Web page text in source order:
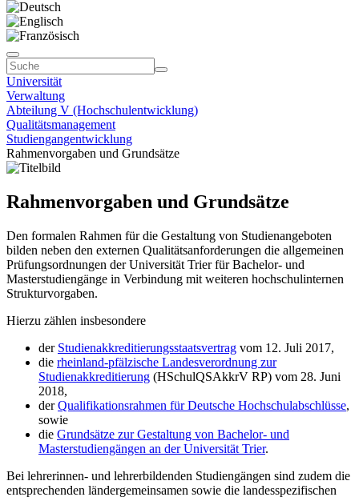
Universität
Verwaltung
Abteilung V (Hochschulentwicklung)
Qualitätsmanagement
Studiengangentwicklung
Rahmenvorgaben und Grundsätze
Rahmenvorgaben und Grundsätze
Den formalen Rahmen für die Gestaltung von Studienangeboten
bilden neben den externen Qualitätsanforderungen die allgemeinen
Prüfungsordnungen der Universität Trier für Bachelor- und
Masterstudiengänge in Verbindung mit weiteren hochschulinternen
Strukturvorgaben.
Hierzu zählen insbesondere
der Studienakkreditierungsstaatsvertrag vom 12. Juli 2017,
die rheinland-pfälzische Landesverordnung zur
Studienakkreditierung (HSchulQSAkkrV RP) vom 28. Juni
2018,
derQualifikationsrahmen für Deutsche Hochschulabschlüsse,
sowie
die Grundsätze zur Gestaltung von Bachelor- und
Masterstudiengängen an der Universität Trier.
Bei lehrerinnen- und lehrerbildenden Studiengängen sind zudem die
entsprechenden ländergemeinsamen sowie die landesspezifischen